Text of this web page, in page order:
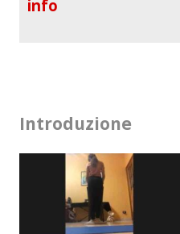
info
Introduzione